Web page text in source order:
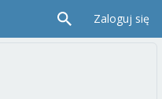
Zaloguj się